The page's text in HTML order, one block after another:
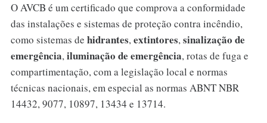
O AVCB é um certificado que comprova a conformidade
das instalações e sistemas de proteção contra incêndio,
como sistemas de hidrantes,extintores,sinalização de
emergência,iluminação de emergência, rotas de fuga e
compartimentação, com a legislação local e normas
técnicas nacionais, em especial as normas ABNT NBR
14432, 9077, 10897, 13434 e 13714.